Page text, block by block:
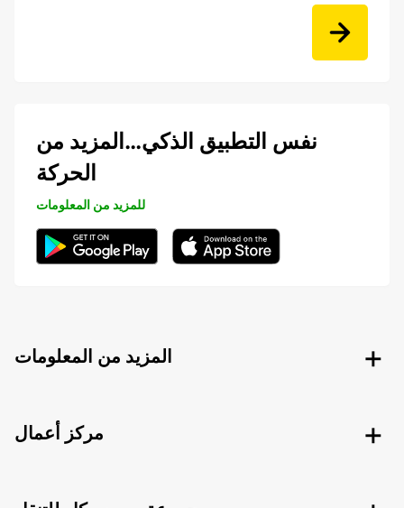
نفس التطبيق الذكي…المزيد من
الحركة
للمزيد من المعلومات
المزيد من المعلومات
مركز أعمال